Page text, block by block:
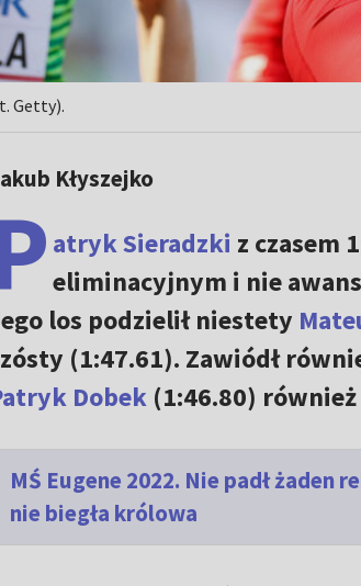
Getty).
Kłyszejko
atryk Sieradzki z czasem
eliminacyjnym i nie
los podzielił niestety
(1:47.61). Zawiódł
Dobek(1:46.80)
MŚ Eugene 2022. Nie padł żaden
nie biegła królowa